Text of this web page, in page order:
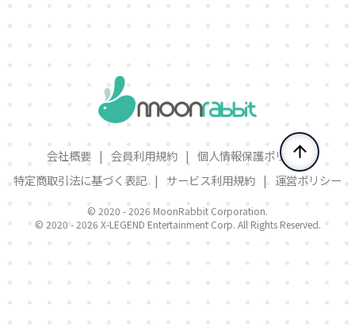
会社概要 | 会員利用規約 | 個人情報保護ポリシー
特定商取引法に基づく表記 | サービス利用規約 | 運営ポリシー
© 2020 -2026 MoonRabbit Corporation.
© 2020 -2026 X-LEGEND Entertainment Corp. All Rights Reserved.